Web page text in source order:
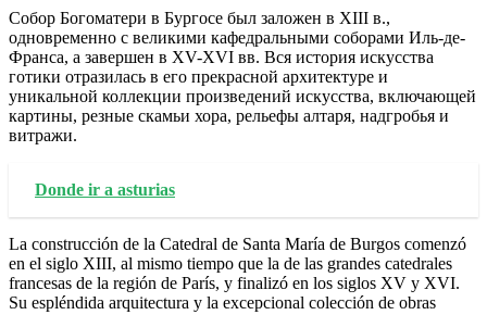
Собор Богоматери в Бургосе был заложен в ХIII в.,
одновременно с великими кафедральными соборами Иль-де-
Франса, а завершен в ХV-ХVI вв. Вся история искусства
готики отразилась в его прекрасной архитектуре и
уникальной коллекции произведений искусства, включающей
картины, резные скамьи хора, рельефы алтаря, надгробья и
витражи.
Donde ir a asturias
La construcción de la Catedral de Santa María de Burgos comenzó
en el siglo XIII, al mismo tiempo que la de las grandes catedrales
francesas de la región de París, y finalizó en los siglos XV y XVI.
Su espléndida arquitectura y la excepcional colección de obras